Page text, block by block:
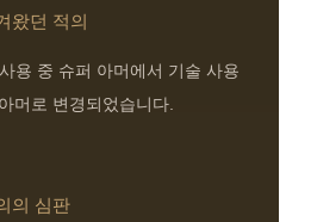
왔던 적의
용 중 슈퍼 아머에서 기술 사용
머로 변경되었습니다.
의 심판